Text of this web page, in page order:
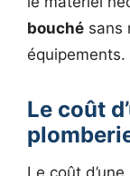
bouché sans
équipements.
Le coût